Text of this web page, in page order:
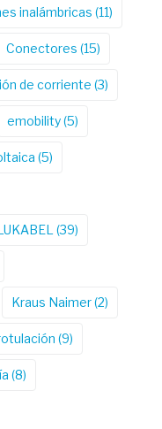
inalámbricas (11)
Conectores (15)
de corriente (3)
emobility(5)
(5)
(39)
Kraus Naimer(2)
(9)
(8)